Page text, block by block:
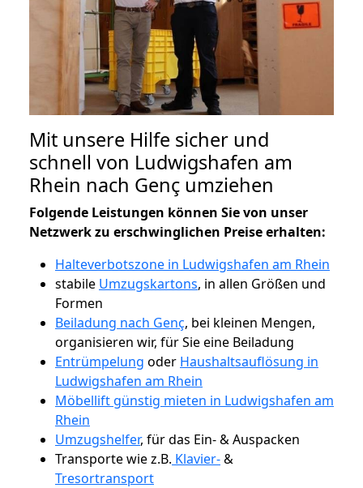
Mit unsere Hilfe sicher und
schnell von Ludwigshafen am
Rhein nach Genç umziehen
Folgende Leistungen können Sie von unser
Netzwerk zu erschwinglichen Preise erhalten:
Halteverbotszone in Ludwigshafen am Rhein
stabile Umzugskartons, in allen Größen und
Formen
Beiladung nach Genç, bei kleinen Mengen,
organisieren wir, für Sie eine Beiladung
Entrümpelung oder Haushaltsauflösung in
Ludwigshafen am Rhein
Möbellift günstig mieten in Ludwigshafen am
Rhein
Umzugshelfer, für das Ein- & Auspacken
Transporte wie z.B. Klavier-&
Tresortransport